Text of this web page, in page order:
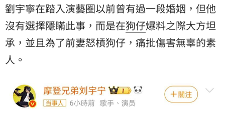
劉宇寧在踏入演藝圈以前曾有過一段婚姻，但他
沒有選擇隱瞞此事，而是在狗仔爆料之際大方坦
承，並且為了前妻怒槓狗仔，痛批傷害無辜的素
人。